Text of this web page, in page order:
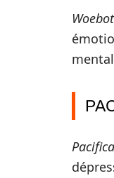
Woebot
Pacifica